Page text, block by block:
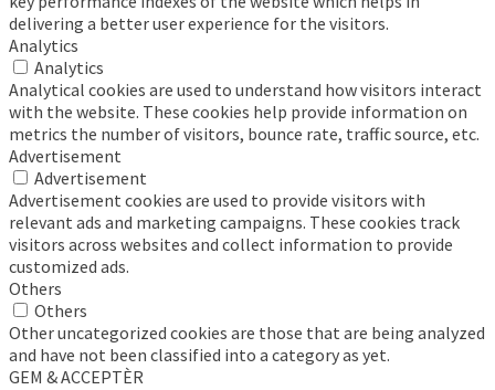
delivering a better user experience for the visitors.
Analytics
Analytics
Analytical cookies are used to understand how visitors interact
with the website. These cookies help provide information on
metrics the number of visitors, bounce rate, traffic source, etc.
Advertisement
Advertisement
Advertisement cookies are used to provide visitors with
relevant ads and marketing campaigns. These cookies track
visitors across websites and collect information to provide
customized ads.
Others
Others
Other uncategorized cookies are those that are being analyzed
and have not been classified into a category as yet.
GEM & ACCEPTÈR